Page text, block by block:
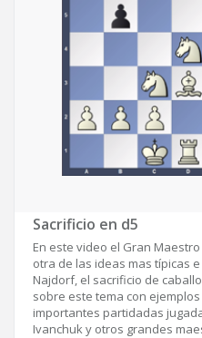
Sacrificio en d5
En este video el Gran
otra de las ideas mas típicas
Najdorf, el sacrificio de
sobre este tema con
importantes partidadas
Ivanchuk y otros grandes